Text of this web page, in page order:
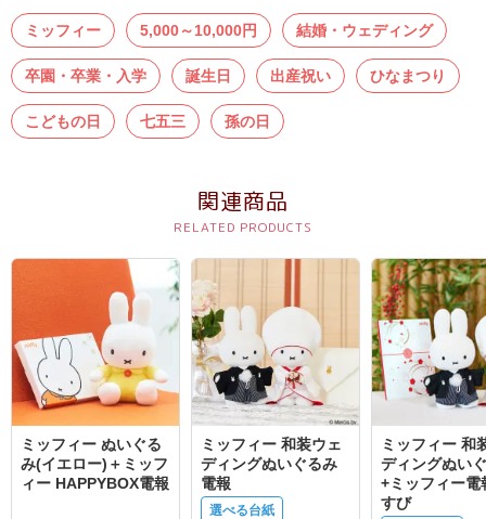
婚
式
に
贈
る
集
お
悔
や
み
送
る
ミッフィー 5,000～10,000円 結婚・ウェディング
卒園・卒業・入学 誕生日 出産祝い ひなまつり
こどもの日 七五三 孫の日
関連商品
ミッフィー ぬいぐる
み(イエロー)＋ミッフ
ィー HAPPYBOX電報
ミッフィー 和装ウェ
ディングぬいぐるみ
電報
選べる台紙
ミッフィー 和
ディングぬい
+ミッフィー電
すび